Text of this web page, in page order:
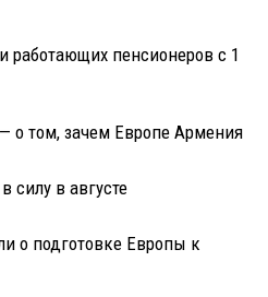
работающих пенсионеров с 1
о том, зачем Европе Армения
силу в августе
о подготовке Европы к